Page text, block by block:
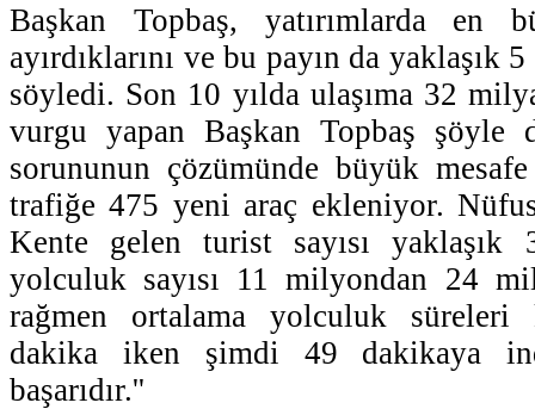
Başkan Topbaş, yatırımlarda en
ayırdıklarını ve bu payın da
söyledi. Son 10 yılda ulaşıma 32
vurgu yapan Başkan Topbaş şöyle
sorununun çözümünde büyük
trafiğe 475 yeni araç ekleniyor.
Kente gelen turist sayısı
yolculuk sayısı 11 milyondan 24
rağmen ortalama yolculuk süreleri
dakika iken şimdi 49 dakikaya
başarıdır.''